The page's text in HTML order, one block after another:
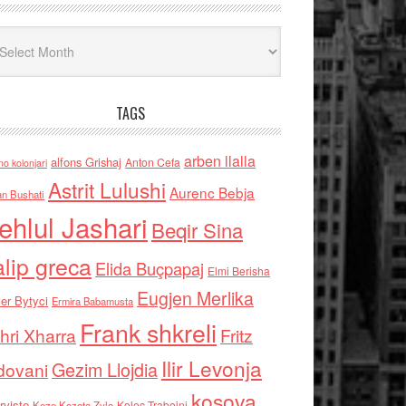
TAGS
kolonjari alfons Grishaj Anton Cefa arben llalla
Bushati Astrit Lulushi Aurenc Bebja
Jashari Beqir Sina
grecaElida Buçpapaj Elmi Berisha
Bytyci Ermira Babamusta Eugjen Merlika
Xharra Frank shkreli Fritz
Gezim Llojdia Ilir Levonja